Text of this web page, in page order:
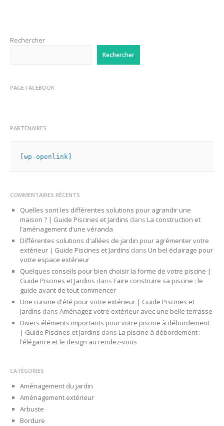
Rechercher
Rechercher
PAGE FACEBOOK
PARTENAIRES
[wp-openlink]
COMMENTAIRES RÉCENTS
Quelles sont les différentes solutions pour agrandir une
maison ? | Guide Piscines et Jardins dans La construction et
l’aménagement d’une véranda
Différentes solutions d'allées de jardin pour agrémenter votre
extérieur | Guide Piscines et Jardins dans Un bel éclairage pour
votre espace extérieur
Quelques conseils pour bien choisir la forme de votre piscine |
Guide Piscines et Jardins dans Faire construire sa piscine : le
guide avant de tout commencer
Une cuisine d'été pour votre extérieur | Guide Piscines et
Jardins dans Aménagez votre extérieur avec une belle terrasse
Divers éléments importants pour votre piscine à débordement
| Guide Piscines et Jardins dans La piscine à débordement :
l’élégance et le design au rendez-vous
CATÉGORIES
Aménagement du jardin
Aménagement extérieur
Arbuste
Bordure